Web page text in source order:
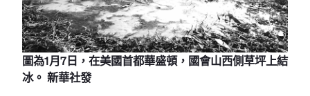
圖為1月7日，在美國首都華盛頓，國會山西側草坪上結
冰。 新華社發